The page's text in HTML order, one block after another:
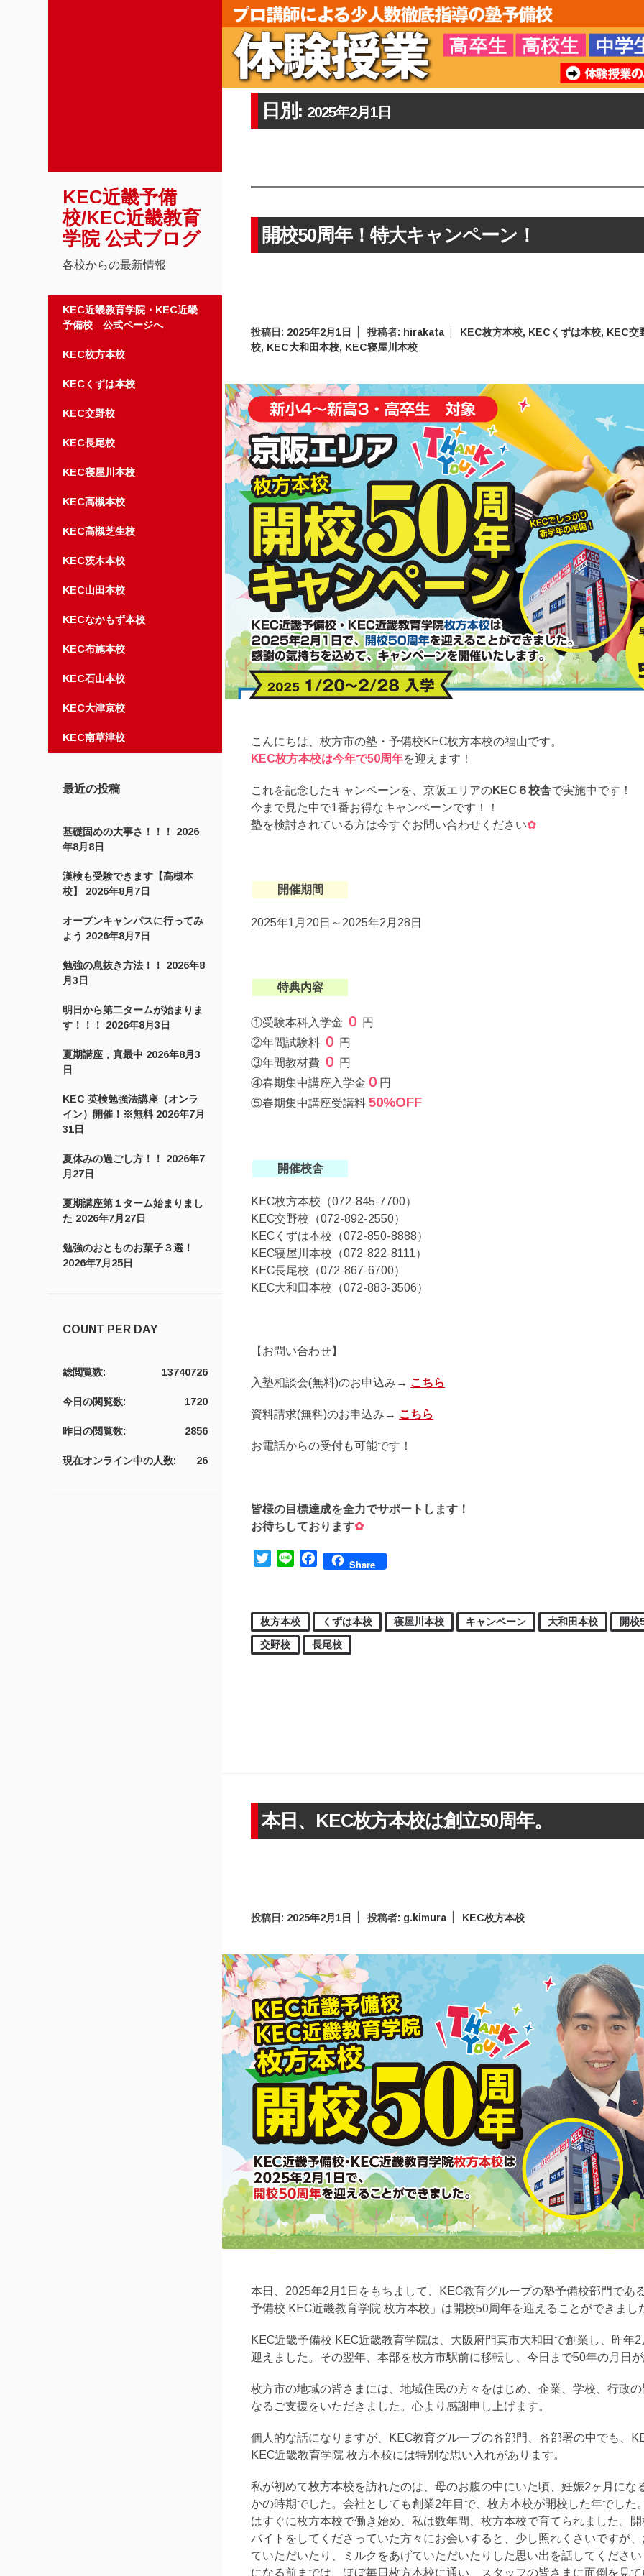
KEC近畿予備
校/KEC近畿教育
学院 公式ブログ
各校からの最新情報
コンテンツへスキップ
KEC近畿教育学院・KEC近畿
予備校 公式ページへ
KEC枚方本校
KECくずは本校
KEC交野校
KEC長尾校
KEC寝屋川本校
KEC高槻本校
KEC高槻芝生校
KEC茨木本校
KEC山田本校
KECなかもず本校
KEC布施本校
KEC石山本校
KEC大津京校
KEC南草津校
最近の投稿
基礎固めの大事さ！！！
2026
年8月8日
漢検も受験できます【高槻本
校】
2026年8月7日
オープンキャンパスに行ってみ
よう 2026年8月7日
勉強の息抜き方法！！
2026年8
月3日
明日から第二タームが始まりま
す！！！
2026年8月3日
夏期講座，真最中 2026年8月3
日
KEC 英検勉強法講座（オンラ
イン）開催！※無料 2026年7月
31日
夏休みの過ごし方！！
2026年7
月27日
夏期講座第１ターム始まりまし
た 2026年7月27日
勉強のおとものお菓子３選！
2026年7月25日
COUNT PER DAY
13740726
総閲覧数:
1720
今日の閲覧数:
2856
昨日の閲覧数:
26
現在オンライン中の人数:
日別: 2025年2月1日
開校50周年！特大キャンペーン！
投稿日: 2025年2月1日 投稿者: hirakata KEC枚方本校, KECくずは本校, KEC交
校, KEC大和田本校, KEC寝屋川本校
こんにちは、枚方市の塾・予備校KEC枚方本校の福山です。
KEC枚方本校は今年で50周年を迎えます！
これを記念したキャンペーンを、京阪エリアのKEC６校舎で実施中です！
今まで見た中で1番お得なキャンペーンです！！
塾を検討されている方は今すぐお問い合わせください✿
開催期間
2025年1月20日～2025年2月28日
特典内容
①受験本科入学金 ０ 円
②年間試験料 ０ 円
③年間教材費 ０ 円
④春期集中講座入学金 ０ 円
⑤春期集中講座受講料50%OFF
開催校舎
KEC枚方本校（072-845-7700）
KEC交野校（072-892-2550）
KECくずは本校（072-850-8888）
KEC寝屋川本校（072-822-8111）
KEC長尾校（072-867-6700）
KEC大和田本校（072-883-3506）
【お問い合わせ】
入塾相談会(無料)のお申込み→ こちら
資料請求(無料)のお申込み→ こちら
お電話からの受付も可能です！
皆様の目標達成を全力でサポートします！
お待ちしております✿
TwitterLine FacebookShare
枚方本校 くずは本校 寝屋川本校 キャンペーン 大和田本校
開校
交野校
長尾校
本日、KEC枚方本校は創立50周年。
投稿日: 2025年2月1日 投稿者: g.kimura KEC枚方本校
本日、2025年2月1日をもちまして、KEC教育グループの塾予備校部門であ
予備校 KEC近畿教育学院 枚方本校」は開校50周年を迎えることができまし
KEC近畿予備校 KEC近畿教育学院は、大阪府門真市大和田で創業し、昨年
迎えました。その翌年、本部を枚方市駅前に移転し、今日まで50年の月日
枚方市の地域の皆さまには、地域住民の方々をはじめ、企業、学校、行政
なるご支援をいただきました。心より感謝申し上げます。
個人的な話になりますが、KEC教育グループの各部門、各部署の中でも、
KEC近畿教育学院 枚方本校には特別な思い入れがあります。
私が初めて枚方本校を訪れたのは、母のお腹の中にいた頃、妊娠2ヶ月にな
かの時期でした。会社としても創業2年目で、枚方本校が開校した年でした
はすぐに枚方本校で働き始め、私は数年間、枚方本校で育てられました。
バイトをしてくださっていた方々にお会いすると、少し照れくさいですが
ていただいたり、ミルクをあげていただいたりした思い出を話してくださ
になる前までは、ほぼ毎日枚方本校に通い、スタッフの皆さまに面倒を見